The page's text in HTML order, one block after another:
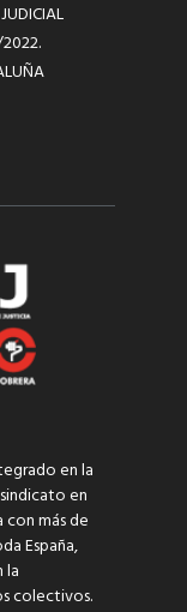
en la
en
más de
España,
la
colectivos.